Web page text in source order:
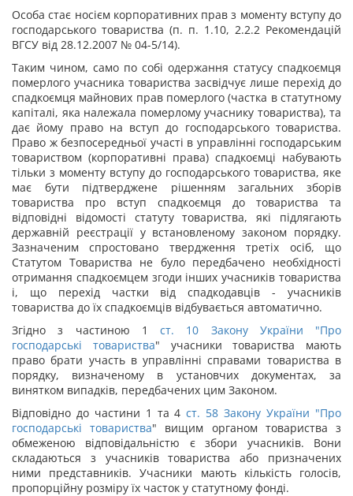
Особа стає носієм корпоративних прав з моменту вступу до
господарського товариства (п. п. 1.10, 2.2.2 Рекомендацій
ВГСУ від 28.12.2007 № 04-5/14).
Таким чином, само по собі одержання статусу спадкоємця
померлого учасника товариства засвідчує лише перехід до
спадкоємця майнових прав померлого (частка в статутному
капіталі, яка належала померлому учаснику товариства), та
дає йому право на вступ до господарського товариства.
Право ж безпосередньої участі в управлінні господарським
товариством (корпоративні права) спадкоємці набувають
тільки з моменту вступу до господарського товариства, яке
має бути підтверджене рішенням загальних зборів
товариства про вступ спадкоємця до товариства та
відповідні відомості статуту товариства, які підлягають
державній реєстрації у встановленому законом порядку.
Зазначеним спростовано твердження третіх осіб, що
Статутом Товариства не було передбачено необхідності
отримання спадкоємцем згоди інших учасників товариства
і, що перехід частки від спадкодавців - учасників
товариства до їх спадкоємців відбувається автоматично.
Згідно з частиною 1 ст. 10 Закону України "Про
господарські товариства" учасники товариства мають
право брати участь в управлінні справами товариства в
порядку, визначеному в установчих документах, за
винятком випадків, передбачених цим Законом.
Відповідно до частини 1 та 4ст. 58 Закону України "Про
господарські товариства" вищим органом товариства з
обмеженою відповідальністю є збори учасників. Вони
складаються з учасників товариства або призначених
ними представників. Учасники мають кількість голосів,
пропорційну розміру їх часток у статутному фонді.